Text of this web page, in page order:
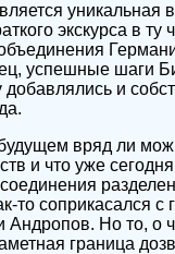
уникальная
экскурса в ту
успешные шаги
добавлялись и
вряд ли
и что уже
то соприкасался
Андропов. Но то, о
граница